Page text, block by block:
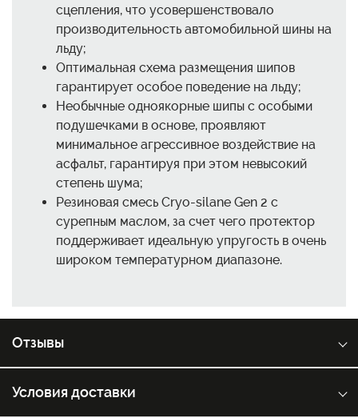
сцепления, что усовершенствовало
производительность автомобильной шины на
льду;
Оптимальная схема размещения шипов
гарантирует особое поведение на льду;
Необычные одноякорные шипы с особыми
подушечками в основе, проявляют
минимальное агрессивное воздействие на
асфальт, гарантируя при этом невысокий
степень шума;
Резиновая смесь Cryo-silane Gen 2 с
сурепным маслом, за счет чего протектор
поддерживает идеальную упругость в очень
широком температурном диапазоне.
Отзывы
Условия доставки